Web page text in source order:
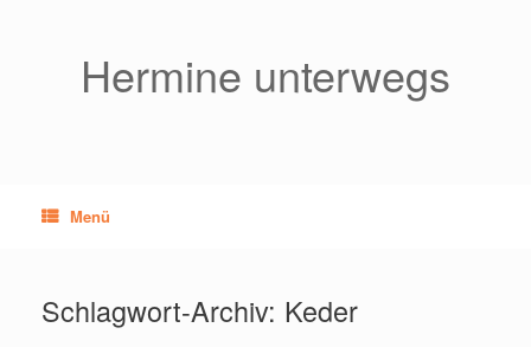
Hermine unterwegs
Menü
Schlagwort-Archiv: Keder